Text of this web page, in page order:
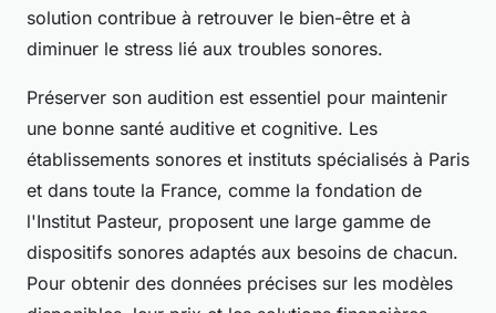
solution contribue à retrouver le bien-être et à
diminuer le stress lié aux troubles sonores.
Préserver son audition est essentiel pour maintenir
une bonne santé auditive et cognitive. Les
établissements sonores et instituts spécialisés à Paris
et dans toute la France, comme la fondation de
l'Institut Pasteur, proposent une large gamme de
dispositifs sonores adaptés aux besoins de chacun.
Pour obtenir des données précises sur les modèles